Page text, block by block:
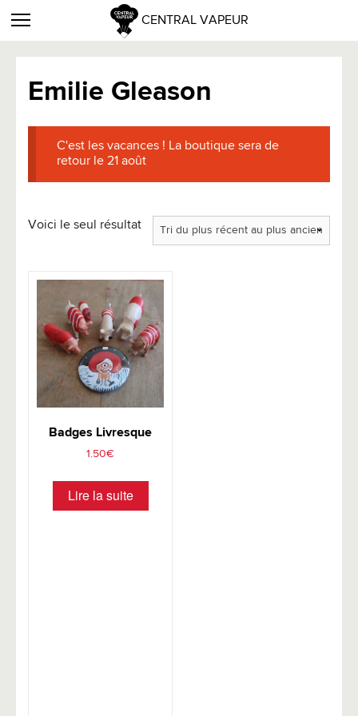
CENTRAL VAPEUR
Emilie Gleason
C'est les vacances ! La boutique sera de
retour le 21 août
Voici le seul résultat
Badges Livresque
1.50€
Lire la suite